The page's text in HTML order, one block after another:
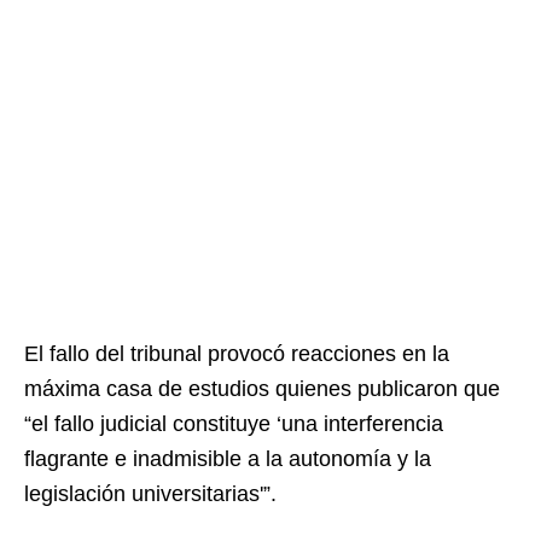
El fallo del tribunal provocó reacciones en la
máxima casa de estudios quienes publicaron que
“el fallo judicial constituye ‘una interferencia
flagrante e inadmisible a la autonomía y la
legislación universitarias'”.